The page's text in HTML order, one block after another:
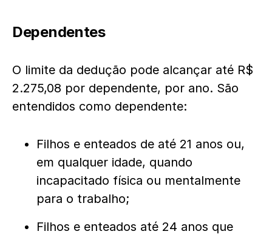
Dependentes
O limite da dedução pode alcançar até R$
2.275,08 por dependente, por ano. São
entendidos como dependente:
Filhos e enteados de até 21 anos ou,
em qualquer idade, quando
incapacitado física ou mentalmente
para o trabalho;
Filhos e enteados até 24 anos que